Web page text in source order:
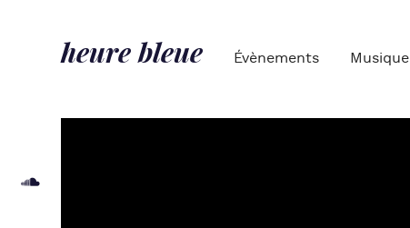
heure bleue Évènements Musique